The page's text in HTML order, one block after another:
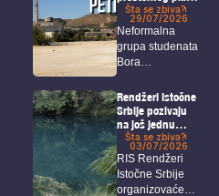
i u Boru!
Šta se zbiva?
29/07/2026
Neformalna
grupa studenata
Bora
petak akciju pod
nazivom...
Rendžeri Istočne
Srbije pozivaju
na još jednu
akciju odbrane
Homolja
Šta se zbiva?
03/07/2026
RIS Rendžeri
Istočne Srbije
organizovaće